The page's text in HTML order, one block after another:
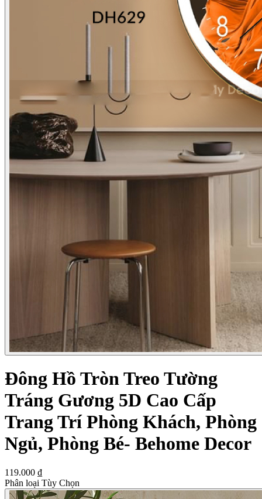
Đông Hồ Tròn Treo Tường
Tráng Gương 5D Cao Cấp
Trang Trí Phòng Khách, Phòng
Ngủ, Phòng Bé- Behome Decor
119.000 ₫
Phân loại Tùy Chọn